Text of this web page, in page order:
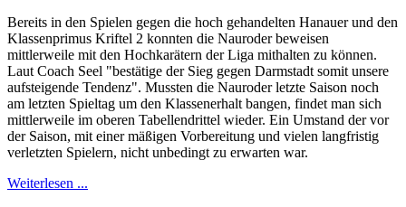
Bereits in den Spielen gegen die hoch gehandelten Hanauer und den
Klassenprimus Kriftel 2 konnten die Nauroder beweisen
mittlerweile mit den Hochkarätern der Liga mithalten zu können.
Laut Coach Seel "bestätige der Sieg gegen Darmstadt somit unsere
aufsteigende Tendenz". Mussten die Nauroder letzte Saison noch
am letzten Spieltag um den Klassenerhalt bangen, findet man sich
mittlerweile im oberen Tabellendrittel wieder. Ein Umstand der vor
der Saison, mit einer mäßigen Vorbereitung und vielen langfristig
verletzten Spielern, nicht unbedingt zu erwarten war.
Weiterlesen ...